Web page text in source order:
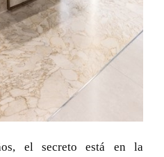
el secreto está en la